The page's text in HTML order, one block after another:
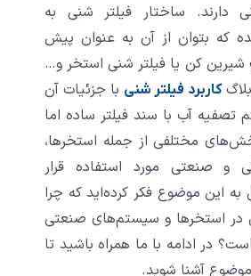
دارند. ساختار فیلتر شنی به
که بتوان از آن به عنوان پیش
کن یا فیلتر شنی استخر و…
کاربرد فیلتر شنی با جزئیات آن
تصفیه آب با سند فیلتر ساده اما
مختلفی از جمله استخرها،
و صنعتی مورد استفاده قرار
به این موضوع فکر کرده‌اید که چرا
در استخرها و سیستم‌های صنعتی
در ادامه با ما همراه باشید تا
آشنا شوید.